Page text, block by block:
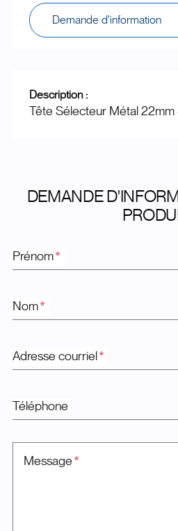
Demande d'information
Description :
Tête Sélecteur Métal 22mm
DEMANDE
Prénom*
Nom*
Adresse courriel *
Téléphone
Message*